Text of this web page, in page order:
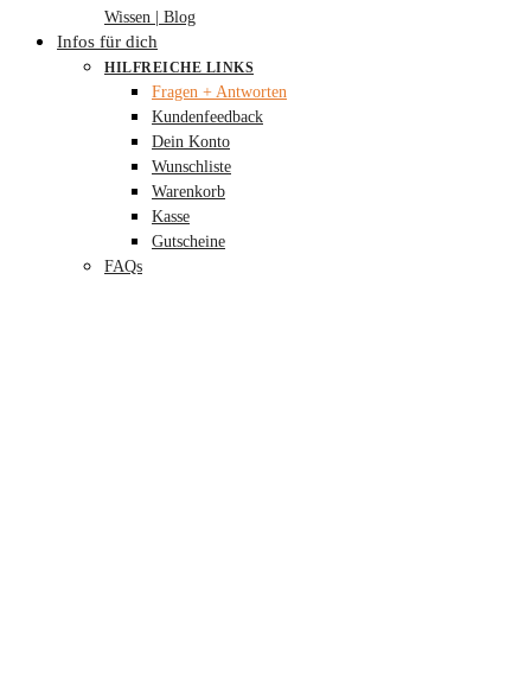
Wissen | Blog
Infos für dich
HILFREICHE LINKS
Fragen + Antworten
Kundenfeedback
Dein Konto
Wunschliste
Warenkorb
Kasse
Gutscheine
FAQs